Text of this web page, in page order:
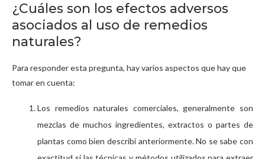
¿Cuáles son los efectos adversos
asociados al uso de remedios
naturales?
Para responder esta pregunta, hay varios aspectos que hay que
tomar en cuenta:
Los remedios naturales comerciales, generalmente son
mezclas de muchos ingredientes, extractos o partes de
plantas como bien describí anteriormente. No se sabe con